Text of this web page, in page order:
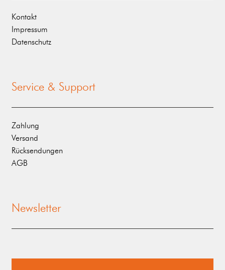
Kontakt
Impressum
Datenschutz
Service & Support
Zahlung
Versand
Rücksendungen
AGB
Newsletter